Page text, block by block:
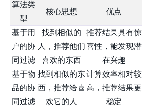
算法类
型
核心思想 优点
基于用
户的协
同过滤
找到相似的
人，推荐他们
喜欢的东西
推荐结果具有惊
喜性，能发现潜
在兴趣
基于物
品的协
同过滤
找到相似的东
西，推荐给喜
欢它的人
计算效率相对较
高，推荐结果更
稳定